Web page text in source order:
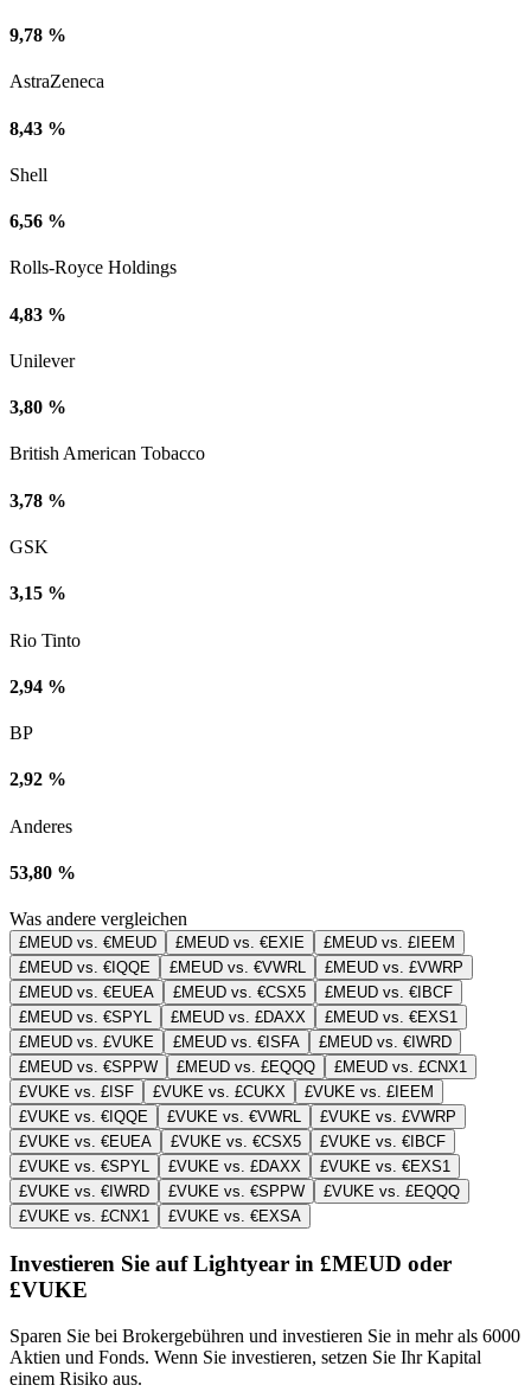
9,78 %
AstraZeneca
8,43 %
Shell
6,56 %
Rolls-Royce Holdings
4,83 %
Unilever
3,80 %
British American Tobacco
3,78 %
GSK
3,15 %
Rio Tinto
2,94 %
BP
2,92 %
Anderes
53,80 %
Was andere vergleichen
£MEUD vs. €MEUD £MEUD vs. €EXIE
£MEUD vs. £IEEM
£MEUD vs. €IQQE
£MEUD vs. €VWRL
£MEUD vs. £VWRP
£MEUD vs. €EUEA
£MEUD vs. €CSX5
£MEUD vs. €IBCF
£MEUD vs. €SPYL
£MEUD vs. £DAXX
£MEUD vs. €EXS1
£MEUD vs. £VUKE
£MEUD vs. €ISFA
£MEUD vs. €IWRD
£MEUD vs. €SPPW
£MEUD vs. £EQQQ
£MEUD vs. £CNX1
£VUKE vs. £ISF
£VUKE vs. £CUKX
£VUKE vs. £IEEM
£VUKE vs. €IQQE
£VUKE vs. €VWRL
£VUKE vs. £VWRP
£VUKE vs. €EUEA
£VUKE vs. €CSX5
£VUKE vs. €IBCF
£VUKE vs. €SPYL
£VUKE vs. £DAXX
£VUKE vs. €EXS1
£VUKE vs. €IWRD
£VUKE vs. €SPPW
£VUKE vs. £EQQQ
£VUKE vs. £CNX1
£VUKE vs. €EXSA
Investieren Sie auf Lightyear in £MEUD oder
£VUKE
Sparen Sie bei Brokergebühren und investieren Sie in mehr als 6000
Aktien und Fonds. Wenn Sie investieren, setzen Sie Ihr Kapital
einem Risiko aus.